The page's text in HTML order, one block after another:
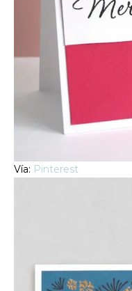
Vía: Pinterest